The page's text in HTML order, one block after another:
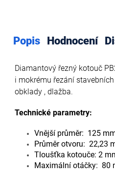
Popis Hodnocení
Diamantový řezný kotouč
i mokrému řezání
obklady , dlažba.
Technické parametry:
Vnější průměr: 125
Průměr otvoru: 22,23
Tloušťka kotouče: 2
Maximální otáčky: 80